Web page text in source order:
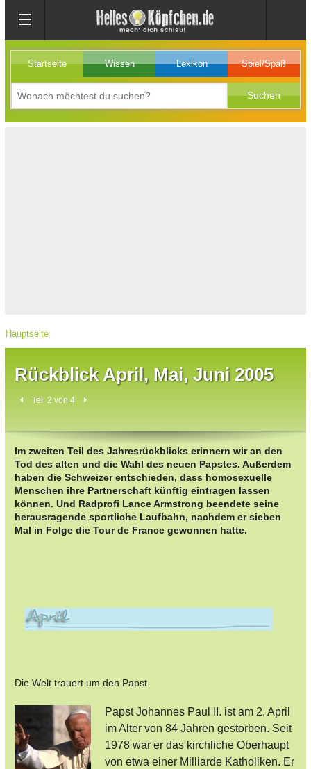
Startseite Wissen Lexikon Spiel/Spaß
Hauptseite
Rückblick April, Mai, Juni 2005
Teil 2 von 4
Im zweiten Teil des Jahresrückblicks erinnern wir an den
Tod des alten und die Wahl des neuen Papstes. Außerdem
haben die Schweizer entschieden, dass homosexuelle
Menschen ihre Partnerschaft künftig eintragen lassen
können. Und Radprofi Lance Armstrong beendete seine
herausragende sportliche Laufbahn, nachdem er sieben
Mal in Folge die Tour de France gewonnen hatte.
Die Welt trauert um den Papst
Papst Johannes Paul II. ist am 2. April
im Alter von 84 Jahren gestorben. Seit
1978 war er das kirchliche Oberhaupt
von etwa einer Milliarde Katholiken. Er